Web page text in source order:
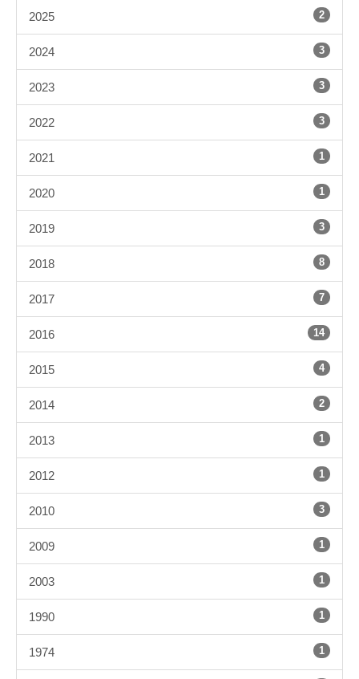
2025 2
2024 3
2023 3
2022 3
2021 1
2020 1
2019 3
2018 8
2017 7
2016 14
2015 4
2014 2
2013 1
2012 1
2010 3
2009 1
2003 1
1990 1
1974 1